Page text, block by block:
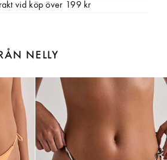
vid köp över 199 kr
NELLY